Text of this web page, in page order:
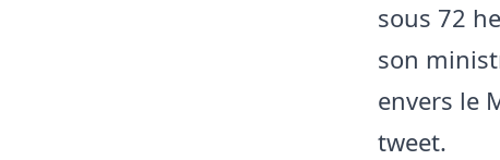
sous 72
son
envers le
tweet.